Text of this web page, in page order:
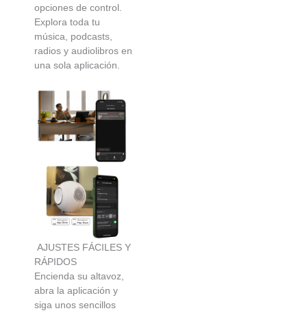
opciones de control.
Explora toda tu
música, podcasts,
radios y audiolibros en
una sola aplicación.
AJUSTES FÁCILES Y
RÁPIDOS
Encienda su altavoz,
abra la aplicación y
siga unos sencillos